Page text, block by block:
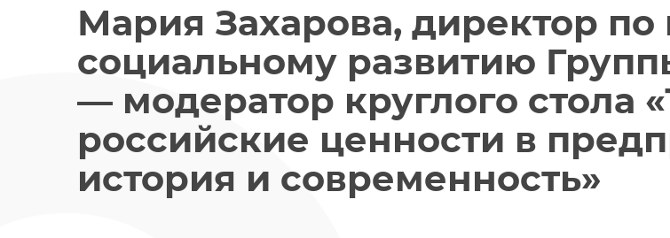
Мария Захарова, директор
социальному развитию
— модератор круглого стола
российские ценности в
история и современность»